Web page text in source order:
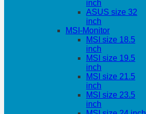
inch
ASUS size 32
inch
MSI-Monitor
MSI size 18.5
inch
MSI size 19.5
inch
MSI size 21.5
inch
MSI size 23.5
inch